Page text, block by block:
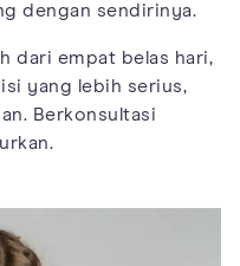
dengan sendirinya.
dari empat belas hari,
yang lebih serius,
Berkonsultasi